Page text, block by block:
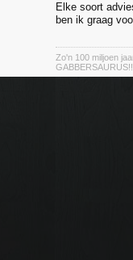
Elke soort
ben ik graag
Zo'n 100 miljoen
GABBERSAURUS!!